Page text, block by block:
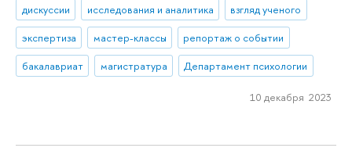
дискуссии
исследования и аналитика
взгляд ученого
экспертиза
мастер-классы
репортаж о событии
бакалавриат
магистратура Департамент психологии
10 декабря 2023